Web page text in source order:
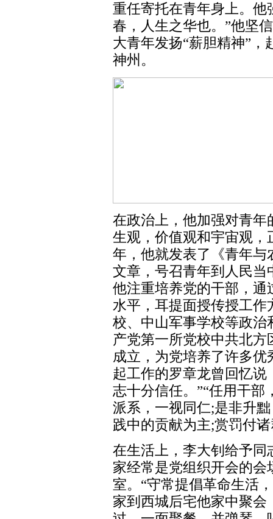
重任寄托在青年身上。他
春，人生之华也。”他坚
大青年发扬“薪胆精神”
神州。
在政治上，他加强对青
生观，价值观和宇宙观，
年，他就发表了《青年
文章，号召青年到人民
他注重培养党的干部，
水平，耳提面授传授工
校、中山军事学校等政治
产党第一所党校中共北
成立，为党培养了许多
起工作的罗章龙曾回忆说
志十分信任。”“任用干
派系，一视同仁;是非升
践中的贡献为主;赏罚付
在生活上，李大钊给予
家经常是党组织开会的
室。“守常提倡革命生活
家到西城后宅他家中聚